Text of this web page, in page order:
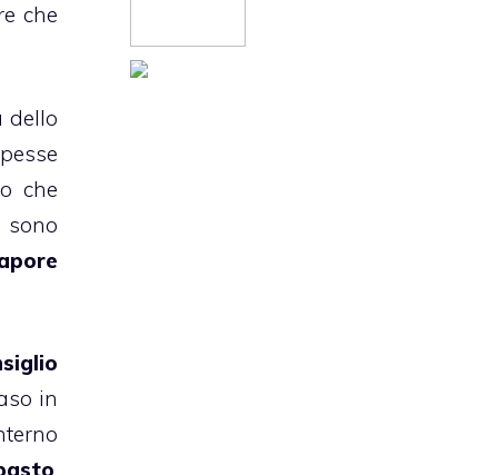
che
dello
che
in